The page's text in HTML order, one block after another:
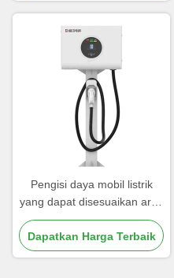
Pengisi daya mobil listrik
yang dapat disesuaikan arus
16A/32A Kelembaban
operasi Hingga 95% Tidak
kondensasi
Dapatkan Harga Terbaik